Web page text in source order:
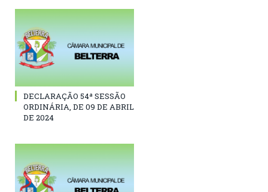
DECLARAÇÃO 54ª SESSÃO
ORDINÁRIA, DE 09 DE ABRIL
DE 2024